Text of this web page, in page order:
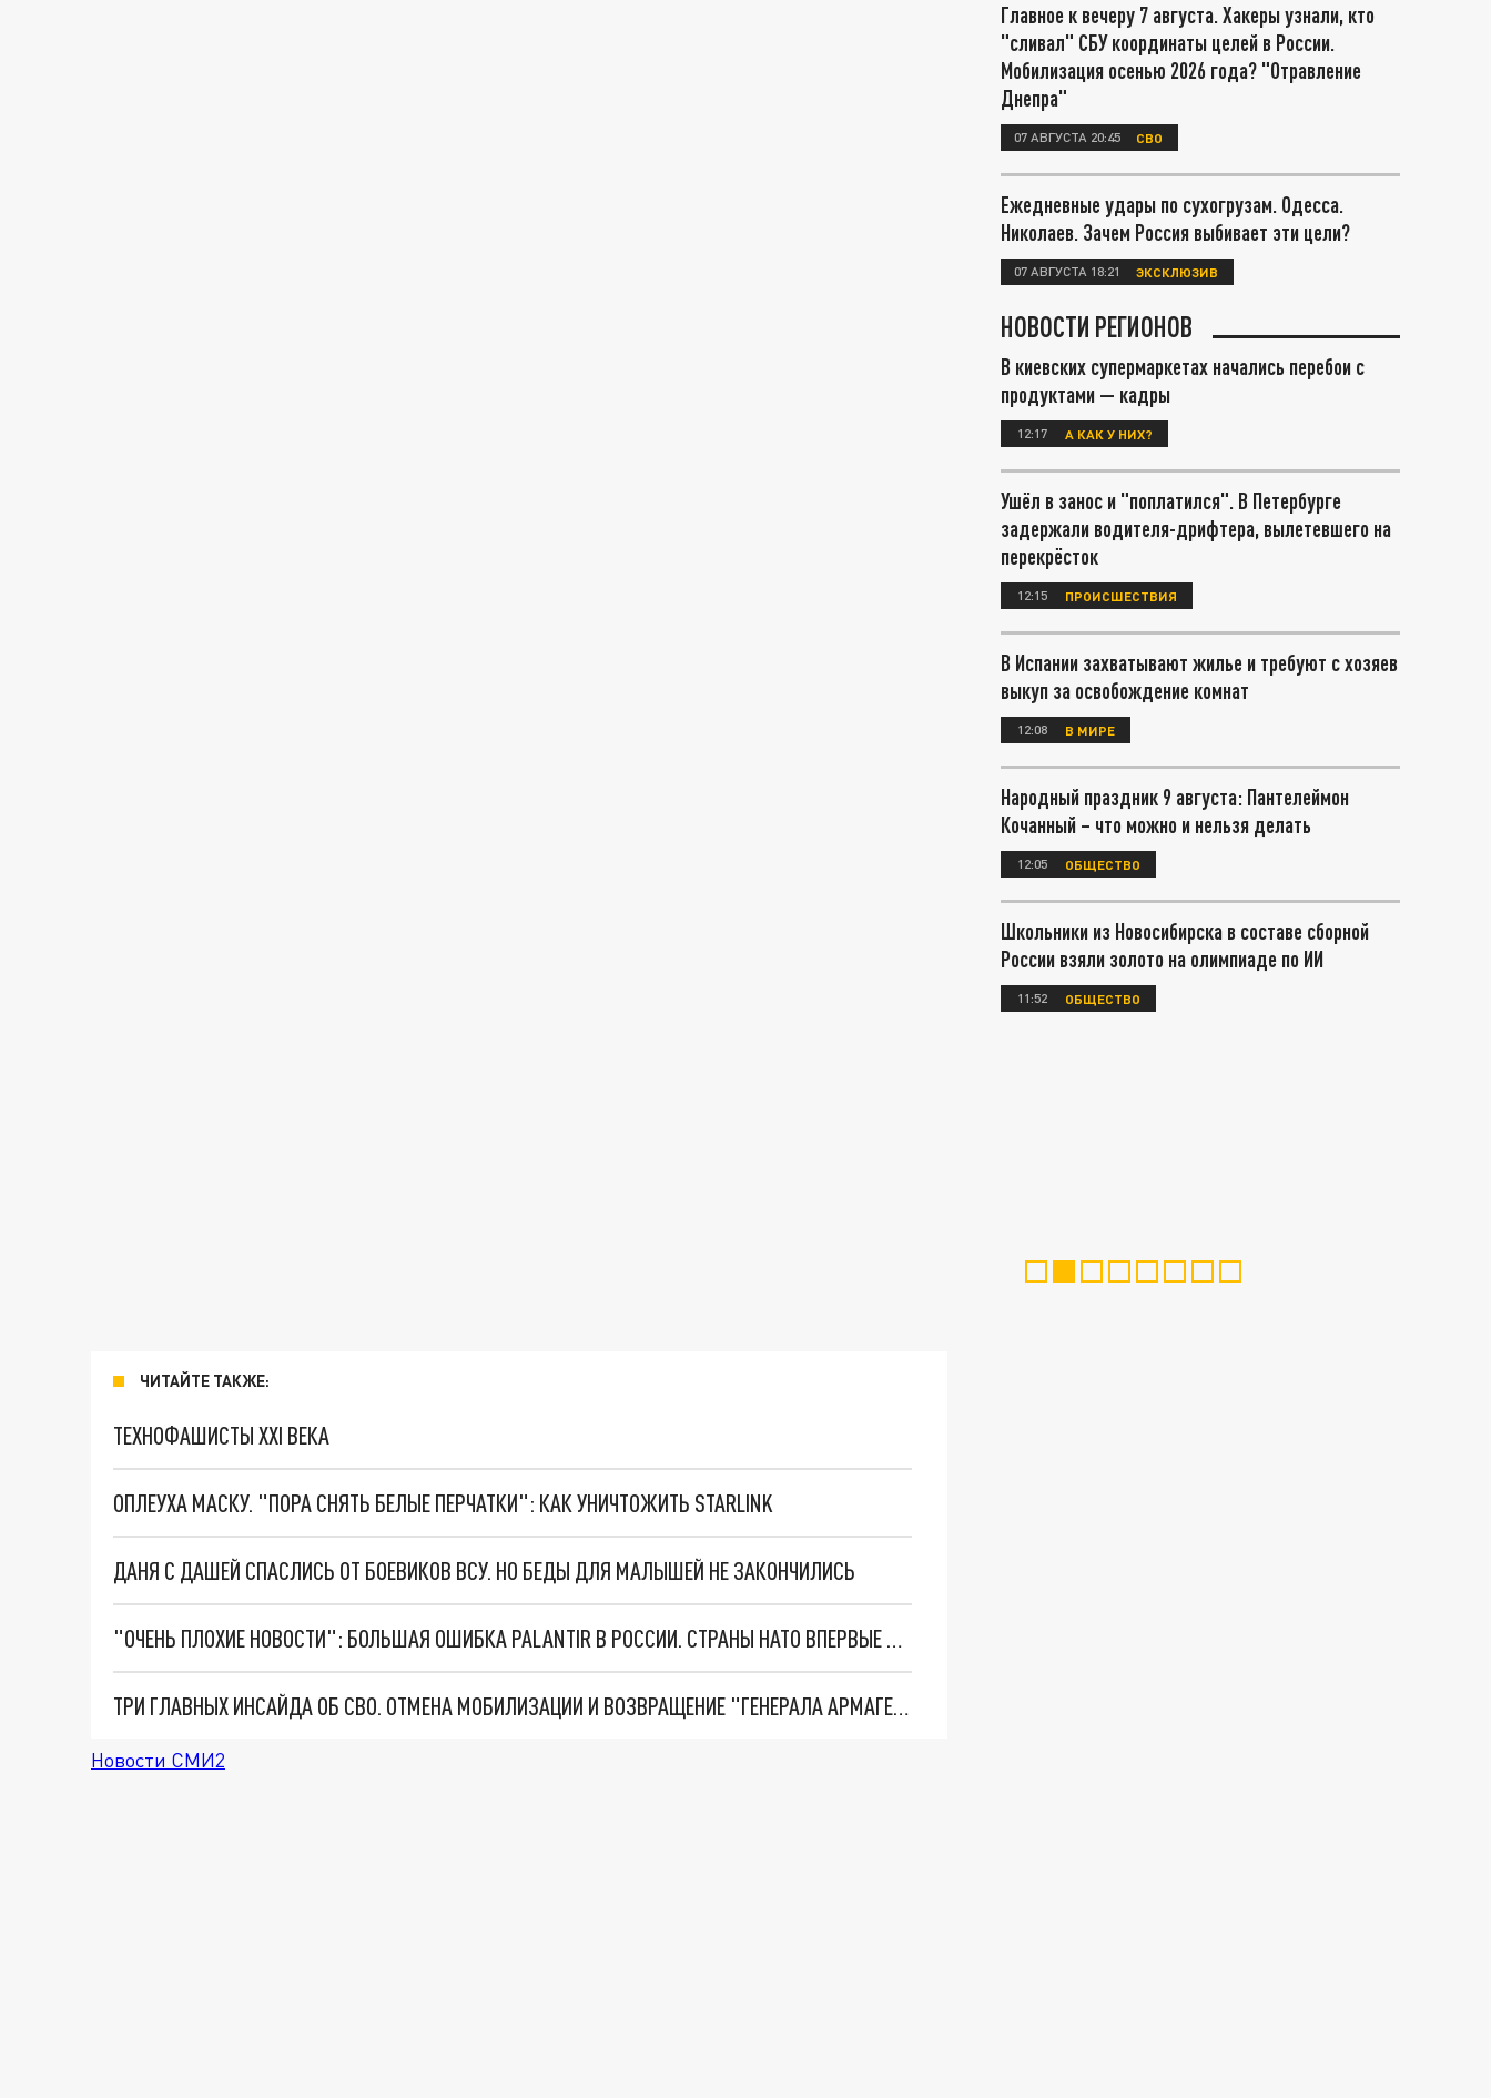
ЧИТАЙТЕ ТАКЖЕ:
ТЕХНОФАШИСТЫ XXI ВЕКА
ОПЛЕУХА МАСКУ. "ПОРА СНЯТЬ БЕЛЫЕ ПЕРЧАТКИ": КАК УНИЧТОЖИТЬ STARLINK
ДАНЯ С ДАШЕЙ СПАСЛИСЬ ОТ БОЕВИКОВ ВСУ. НО БЕДЫ ДЛЯ МАЛЫШЕЙ НЕ ЗАКОНЧИЛИСЬ
"ОЧЕНЬ ПЛОХИЕ НОВОСТИ": БОЛЬШАЯ ОШИБКА PALANTIR В РОССИИ. СТРАНЫ НАТО ВПЕРВЫЕ ЗА СВО ОСТАНОВИЛИ ПОСТАВКИ ОРУЖИЯ. ВСУ ТЕРЯЮТ ПРИГРАНИЧЬЕ?
ТРИ ГЛАВНЫХ ИНСАЙДА ОБ СВО. ОТМЕНА МОБИЛИЗАЦИИ И ВОЗВРАЩЕНИЕ "ГЕНЕРАЛА АРМАГЕДДОНА"? ОТЛИЧНЫЕ НОВОСТИ, КОТОРЫЕ ЖДАЛИ ВСЕ
Новости СМИ2
Главное к вечеру 7 августа. Хакеры узнали, кто
"сливал" СБУ координаты целей в России.
Мобилизация осенью 2026 года? "Отравление
Днепра"
07 АВГУСТА 20:45 СВО
Ежедневные удары по сухогрузам. Одесса.
Николаев. Зачем Россия выбивает эти цели?
07 АВГУСТА 18:21 ЭКСКЛЮЗИВ
НОВОСТИ РЕГИОНОВ
В киевских супермаркетах начались перебои с
продуктами — кадры
12:17 А КАК У НИХ?
Ушёл в занос и "поплатился". В Петербурге
задержали водителя-дрифтера, вылетевшего на
перекрёсток
12:15 ПРОИСШЕСТВИЯ
В Испании захватывают жилье и требуют с хозяев
выкуп за освобождение комнат
12:08 В МИРЕ
Народный праздник 9 августа: Пантелеймон
Кочанный – что можно и нельзя делать
12:05 ОБЩЕСТВО
Школьники из Новосибирска в составе сборной
России взяли золото на олимпиаде по ИИ
11:52 ОБЩЕСТВО